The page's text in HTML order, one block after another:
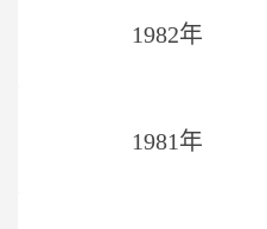
1982年
1981年